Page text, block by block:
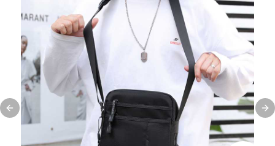
Previous slide